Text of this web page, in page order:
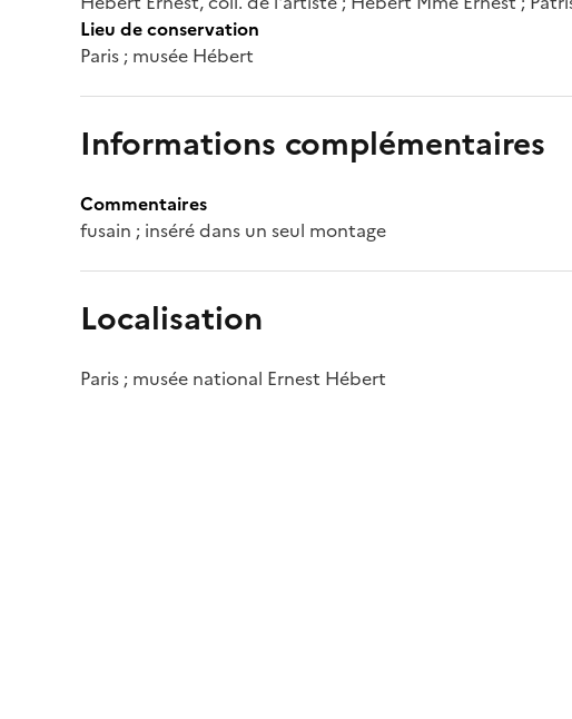
Lieu de conservation
Paris ; musée Hébert
Informations complémentaires
Commentaires
fusain ; inséré dans un seul montage
Localisation
Paris ; musée national Ernest Hébert